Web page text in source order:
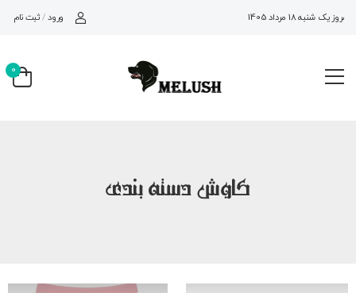
امروز یک شنبه 18 مرداد 1405 ورود / ثبت نام
0
کاوش دسته بندی